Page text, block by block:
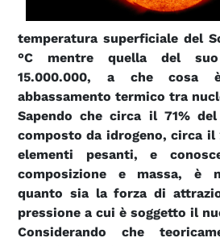
temperatura superficiale del
°C mentre quella del
15.000.000, a che cosa
abbassamento termico tra
Sapendo che circa il 71%
composto da idrogeno, circa il
elementi pesanti, e
composizione e massa, è
quanto sia la forza di
pressione a cui è soggetto il
Considerando che